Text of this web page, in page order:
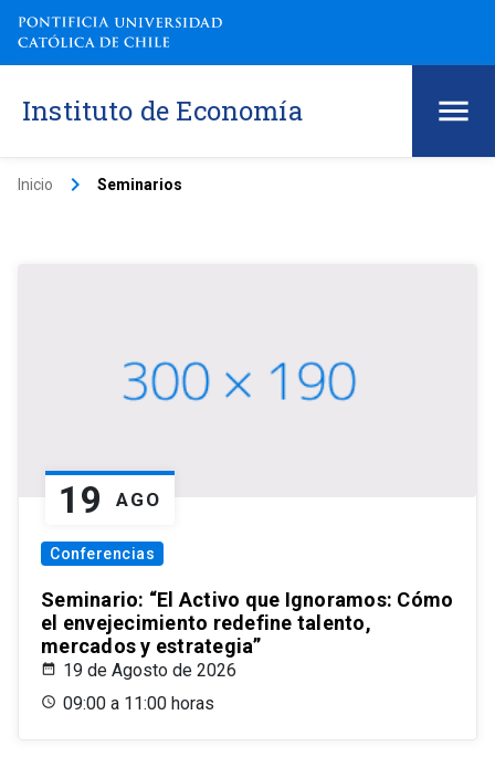
Instituto de Economía
Inicio keyboard_arrow_right Seminarios
19 AGO
Conferencias
Seminario: “El Activo que Ignoramos: Cómo
el envejecimiento redefine talento,
mercados y estrategia”
19 de Agosto de 2026
09:00 a 11:00 horas